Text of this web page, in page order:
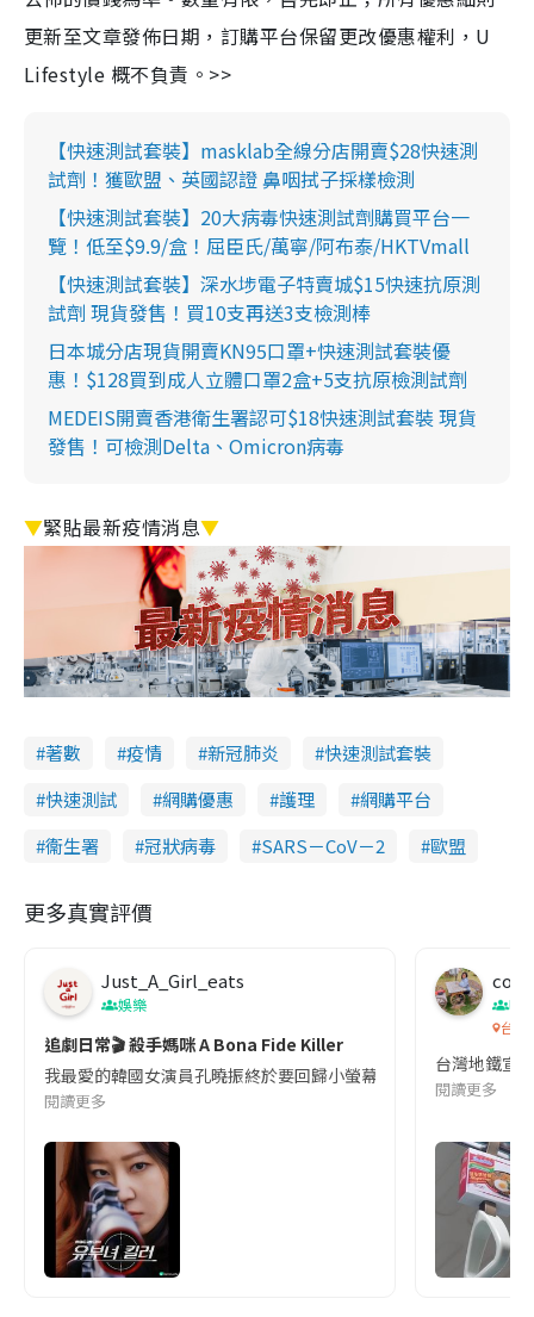
更新至文章發佈日期，訂購平台保留更改優惠權利，U
Lifestyle 概不負責。>>
【快速測試套裝】masklab全線分店開賣$28快速測
試劑！獲歐盟、英國認證 鼻咽拭子採樣檢測
【快速測試套裝】20大病毒快速測試劑購買平台一
覽！低至$9.9/盒！屈臣氏/萬寧/阿布泰/HKTVmall
【快速測試套裝】深水埗電子特賣城$15快速抗原測
試劑 現貨發售！買10支再送3支檢測棒
日本城分店現貨開賣KN95口罩+快速測試套裝優
惠！$128買到成人立體口罩2盒+5支抗原檢測試劑
MEDEIS開賣香港衛生署認可$18快速測試套裝 現貨
發售！可檢測Delta、Omicron病毒
▼緊貼最新疫情消息▼
著數 疫情 新冠肺炎
快速測試套裝
快速測試
網購優惠 護理
網購平台
衞生署
冠狀病毒 SARS－CoV－2 歐盟
更多真實評價
Just_A_Girl_eats
娛樂
追劇日常🎬 殺手媽咪 A Bona Fide Killer
我最愛的韓國女演員孔曉振終於要回歸小螢幕啦!這次的劇本改編
閱讀更多
co
吹
台灣
台灣地鐵宣
閱讀更多